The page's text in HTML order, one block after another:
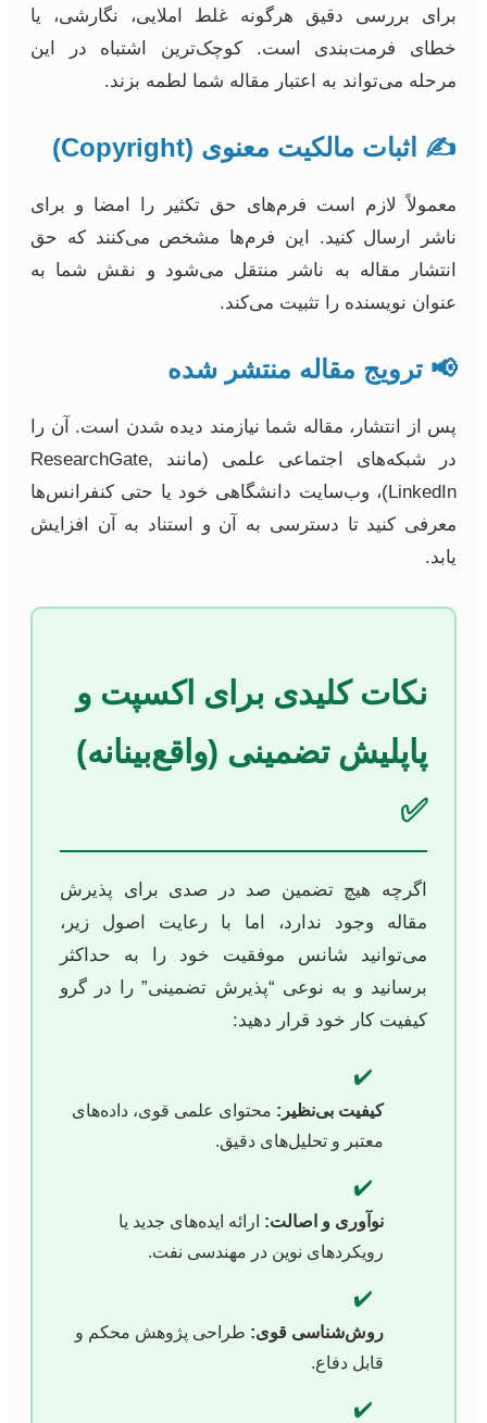
برای بررسی دقیق هرگونه غلط املایی، نگارشی، یا
خطای فرمت‌بندی است. کوچک‌ترین اشتباه در این
مرحله می‌تواند به اعتبار مقاله شما لطمه بزند.
✍️ اثبات مالکیت معنوی (Copyright)
معمولاً لازم است فرم‌های حق تکثیر را امضا و برای
ناشر ارسال کنید. این فرم‌ها مشخص می‌کنند که حق
انتشار مقاله به ناشر منتقل می‌شود و نقش شما به
عنوان نویسنده را تثبیت می‌کند.
📢 ترویج مقاله منتشر شده
پس از انتشار، مقاله شما نیازمند دیده شدن است. آن را
در شبکه‌های اجتماعی علمی (مانند ResearchGate,
LinkedIn)، وب‌سایت دانشگاهی خود یا حتی کنفرانس‌ها
معرفی کنید تا دسترسی به آن و استناد به آن افزایش
یابد.
نکات کلیدی برای اکسپت و
پاپلیش تضمینی (واقع‌بینانه)
✅
اگرچه هیچ تضمین صد در صدی برای پذیرش
مقاله وجود ندارد، اما با رعایت اصول زیر،
می‌توانید شانس موفقیت خود را به حداکثر
برسانید و به نوعی “پذیرش تضمینی” را در گرو
کیفیت کار خود قرار دهید:
✔️
کیفیت بی‌نظیر: محتوای علمی قوی، داده‌های
معتبر و تحلیل‌های دقیق.
✔️
نوآوری و اصالت: ارائه ایده‌های جدید یا
رویکردهای نوین در مهندسی نفت.
✔️
روش‌شناسی قوی: طراحی پژوهش محکم و
قابل دفاع.
✔️